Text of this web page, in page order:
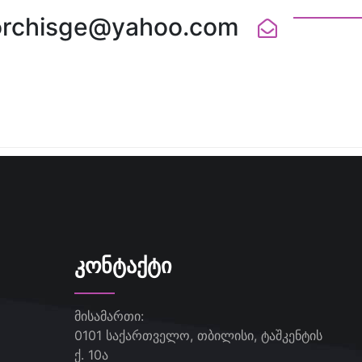
ᲙᲝᲜᲢᲐᲥᲢᲘ
მისამართი:
0101 საქართველო, თბილისი, ტაშკენტის
ქ. 10ა